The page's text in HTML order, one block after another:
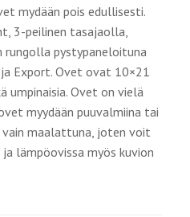
mydään pois edullisesti.
3-peilinen tasajaolla,
rungolla pystypaneloituna
Export. Ovet ovat 10×21
umpinaisia. Ovet on vielä
myydään puuvalmiina tai
maalattuna, joten voit
lämpöovissa myös kuvion